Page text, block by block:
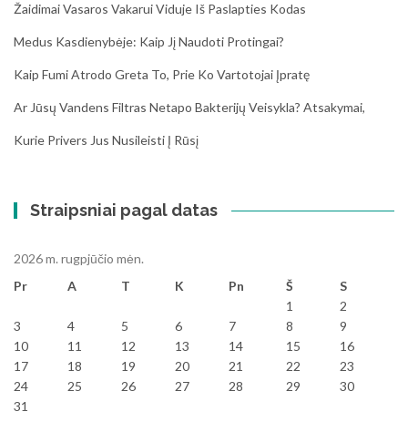
Žaidimai Vasaros Vakarui Viduje Iš Paslapties Kodas
Medus Kasdienybėje: Kaip Jį Naudoti Protingai?
Kaip Fumi Atrodo Greta To, Prie Ko Vartotojai Įpratę
Ar Jūsų Vandens Filtras Netapo Bakterijų Veisykla? Atsakymai,
Kurie Privers Jus Nusileisti Į Rūsį
Straipsniai pagal datas
2026 m. rugpjūčio mėn.
Pr
A T K Pn Š
S
1
2
3
4 5 6 7 8
9
10
11 12 13 14 15
16
17
18 19 20 21 22
23
24
25 26 27 28 29
30
31